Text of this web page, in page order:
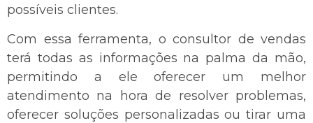
possíveis clientes.
Com essa ferramenta, o consultor de vendas
terá todas as informações na palma da mão,
permitindo a ele oferecer um melhor
atendimento na hora de resolver problemas,
oferecer soluções personalizadas ou tirar uma